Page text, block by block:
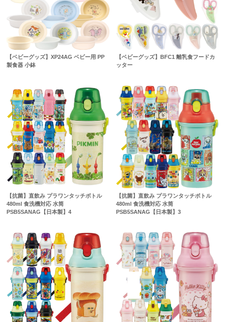
【ベビーグッズ】XP24AG ベビー用 PP
製食器 小鉢
【ベビーグッズ】BFC1 離乳食フードカ
ッター
【抗菌】直飲み プラワンタッチボトル
480ml 食洗機対応 水筒
PSB5SANAG【日本製】4
【抗菌】直飲み プラワンタッチボトル
480ml 食洗機対応 水筒
PSB5SANAG【日本製】3